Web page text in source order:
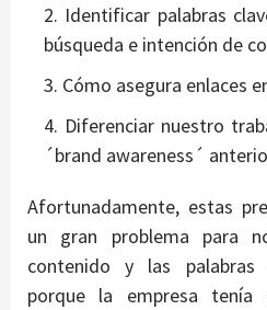
Identificar palabras
búsqueda e intención de
Cómo asegura enlaces
Diferenciar nuestro
´brand awareness´
Afortunadamente, estas
un gran problema para
contenido y las palabras
porque la empresa